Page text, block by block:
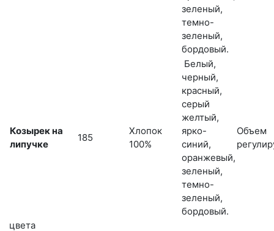
зеленый,
темно-
зеленый,
бордовый.
Козырек на
липучке
185
Хлопок
100%
Белый,
черный,
красный,
серый
желтый,
ярко-
синий,
оранжевый,
зеленый,
темно-
зеленый,
бордовый.
Объем
цвета